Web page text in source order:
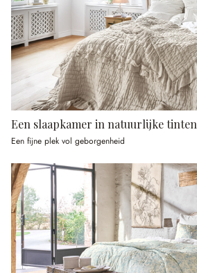
Een slaapkamer in natuurlijke tinten
Een fijne plek vol geborgenheid